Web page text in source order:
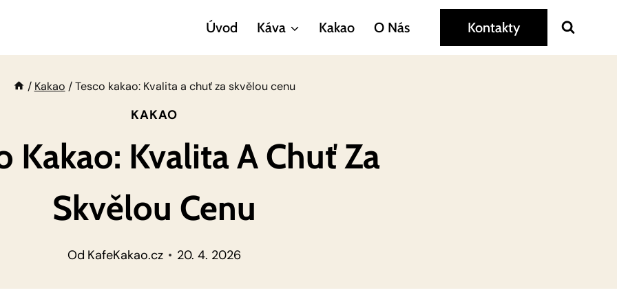
Úvod Káva Kakao O Nás Kontakty
/ Kakao / Tesco kakao: Kvalita a chuť za skvělou cenu
KAKAO
Kakao: Kvalita A Chuť Za
Skvělou Cenu
Od KafeKakao.cz 20. 4. 2026